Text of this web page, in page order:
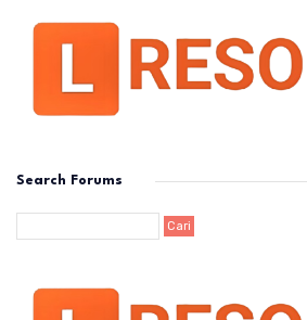
Search Forums